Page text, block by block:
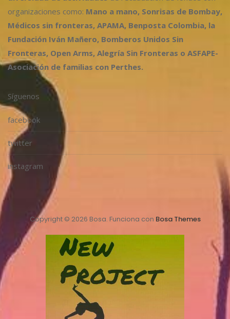
organizaciones como: Mano a mano, Sonrisas de Bombay,
Médicos sin fronteras, APAMA, Benposta Colombia, la
Fundación Iván Mañero, Bomberos Unidos Sin
Fronteras, Open Arms, Alegría Sin Fronteras o ASFAPE-
Asociación de familias con Perthes.
Síguenos
facebook
twitter
instagram
Copyright © 2026 Bosa. Funciona con Bosa Themes